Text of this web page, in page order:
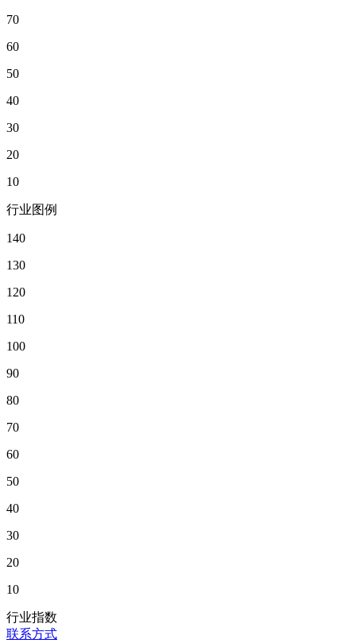
70
60
50
40
30
20
10
行业图例
140
130
120
110
100
90
80
70
60
50
40
30
20
10
行业指数
联系方式